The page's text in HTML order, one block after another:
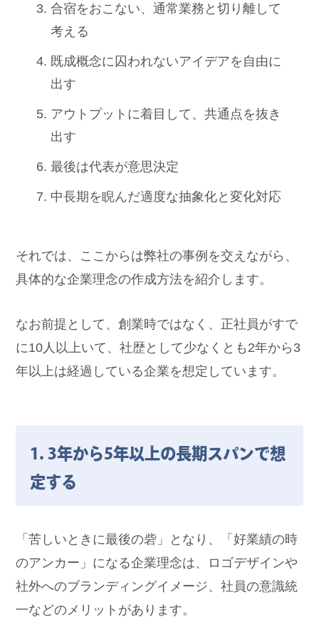
合宿をおこない、通常業務と切り離して
考える
既成概念に囚われないアイデアを自由に
出す
アウトプットに着目して、共通点を抜き
出す
最後は代表が意思決定
中長期を睨んだ適度な抽象化と変化対応
それでは、ここからは弊社の事例を交えながら、
具体的な企業理念の作成方法を紹介します。
なお前提として、創業時ではなく、正社員がすで
に10人以上いて、社歴として少なくとも2年から3
年以上は経過している企業を想定しています。
1. 3年から5年以上の長期スパンで想
定する
「苦しいときに最後の砦」となり、「好業績の時
のアンカー」になる企業理念は、ロゴデザインや
社外へのブランディングイメージ、社員の意識統
一などのメリットがあります。